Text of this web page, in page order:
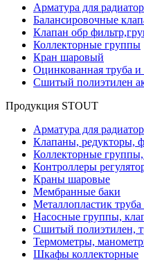
Арматура для
Балансировочные
Клапан обр
Коллекторные группы
Кран шаровый
Оцинкованная труба и
Сшитый полиэтилен
Продукция STOUT
Арматура для
Клапаны, редукторы,
Коллекторные
Контроллеры
Краны шаровые
Мембранные баки
Металлопластик
Насосные группы,
Сшитый полиэтилен,
Термометры,
Шкафы коллекторные